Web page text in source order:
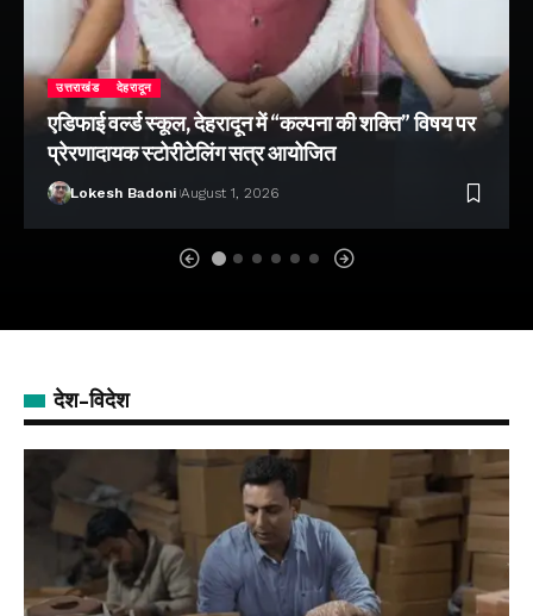
उत्तराखंड देहरादून
एडिफाई वर्ल्ड स्कूल, देहरादून में “कल्पना की शक्ति” विषय पर
प्रेरणादायक स्टोरीटेलिंग सत्र आयोजित
Lokesh Badoni August 1, 2026
देश-विदेश